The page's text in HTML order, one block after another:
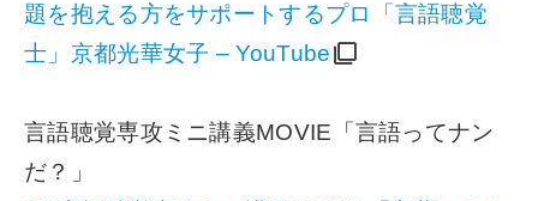
題を抱える方をサポートするプロ「言語聴覚
士」京都光華女子 – YouTube
言語聴覚専攻ミニ講義MOVIE「言語ってナン
だ？」